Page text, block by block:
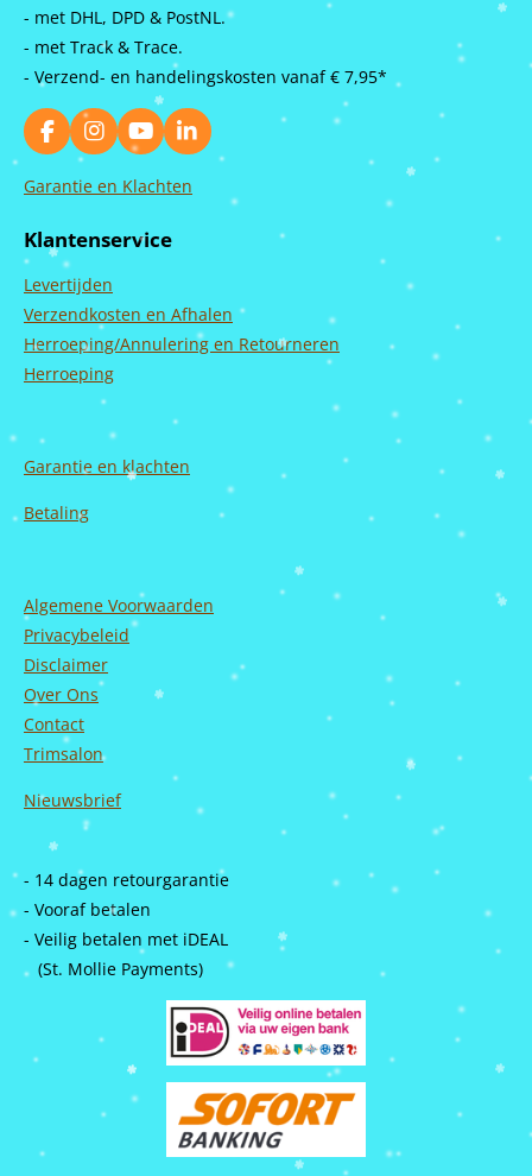
- met DHL, DPD & PostNL.
- met Track & Trace.
- Verzend- en handelingskosten vanaf € 7,95*
F
a
c
o
k
I
n
s
g
a
m
Y
o
u
u
b
L
i
n
Garantie en Klachten
Klantenservice
Levertijden
Verzendkosten en Afhalen
Herroeping/Annulering en Retourneren
Herroeping
Garantie en klachten
Betaling
Algemene Voorwaarden
Privacybeleid
Disclaimer
Over Ons
Contact
Trimsalon
Nieuwsbrief
- 14 dagen retourgarantie
- Vooraf betalen
- Veilig betalen met iDEAL
(St. Mollie Payments)